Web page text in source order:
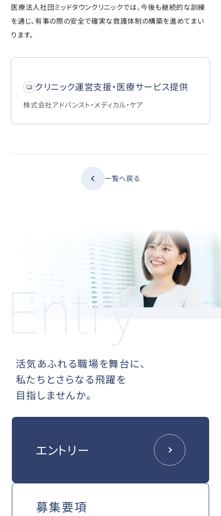
医療法人社団ミッドタウンクリニックでは、今後も継続的な訓練
を通じ、有事の際の安全で確実な救護体制の構築を進めてまい
ります。
クリニック運営支援・医療サービス提供
株式会社アドバンスト・メディカル・ケア
一覧へ戻る
活気あふれる職場を舞台に、
私たちとさらなる飛躍を
目指しませんか。
エントリー
募集要項